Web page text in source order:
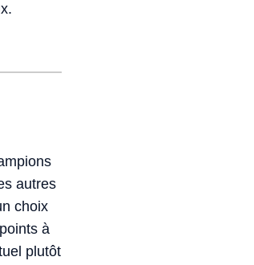
autres
choix
à
plutôt